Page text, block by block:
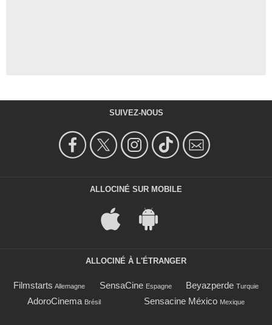
SUIVEZ-NOUS
ALLOCINÉ SUR MOBILE
ALLOCINÉ À L'ÉTRANGER
Filmstarts Allemagne SensaCine Espagne Beyazperde Turquie
AdoroCinema Brésil Sensacine México Mexique